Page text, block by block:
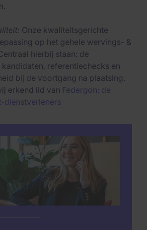
Onze kwaliteitsgerichte
op het gehele wervings- &
hierbij staan: de
referentiechecks en
bij de voortgang na plaatsing.
erkend lid van Federgon: de
dienstverleners